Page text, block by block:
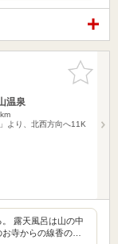
お気に入
りに追加
温泉
より、北西方向へ11K
露天風呂は山の中
寺からの線香の…